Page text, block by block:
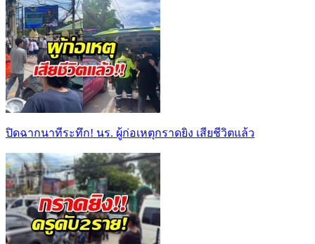
ปิดฉากนาทีระทึก! นร. ผู้ก่อเหตุกราดยิง เสียชีวิตแล้ว